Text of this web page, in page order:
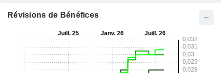
Révisions de Bénéfices